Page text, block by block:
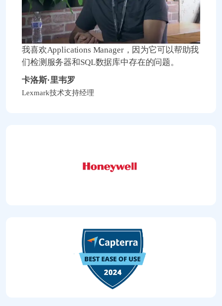
我喜欢Applications Manager，因为它可以帮助我
们检测服务器和SQL数据库中存在的问题。
卡洛斯·里韦罗
Lexmark技术支持经理